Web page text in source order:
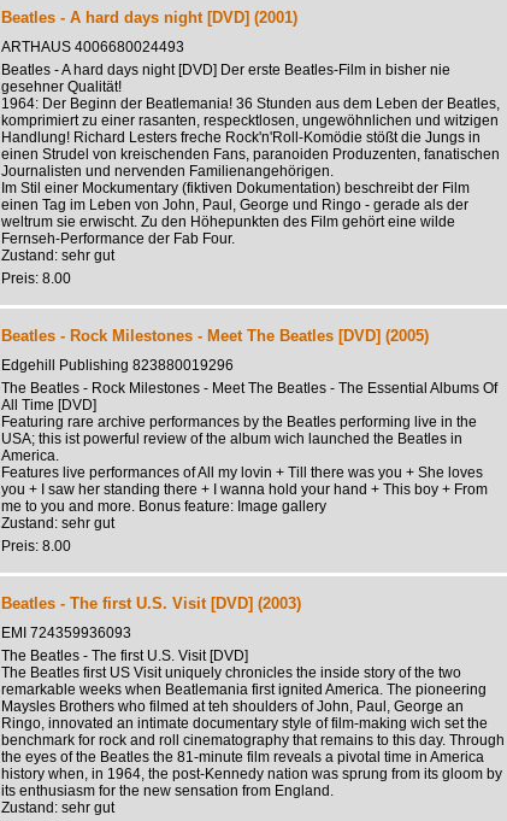
Beatles - A hard days night [DVD] (2001)
ARTHAUS 4006680024493
Beatles - A hard days night [DVD] Der erste Beatles-Film in bisher nie
gesehner Qualität!
1964: Der Beginn der Beatlemania! 36 Stunden aus dem Leben der Beatles,
komprimiert zu einer rasanten, respecktlosen, ungewöhnlichen und witzigen
Handlung! Richard Lesters freche Rock'n'Roll-Komödie stößt die Jungs in
einen Strudel von kreischenden Fans, paranoiden Produzenten, fanatischen
Journalisten und nervenden Familienangehörigen.
Im Stil einer Mockumentary (fiktiven Dokumentation) beschreibt der Film
einen Tag im Leben von John, Paul, George und Ringo - gerade als der
weltrum sie erwischt. Zu den Höhepunkten des Film gehört eine wilde
Fernseh-Performance der Fab Four.
Zustand: sehr gut
Preis: 8.00
Beatles - Rock Milestones - Meet The Beatles [DVD] (2005)
Edgehill Publishing 823880019296
The Beatles - Rock Milestones - Meet The Beatles - The Essential Albums Of
All Time [DVD]
Featuring rare archive performances by the Beatles performing live in the
USA; this ist powerful review of the album wich launched the Beatles in
America.
Features live performances of All my lovin + Till there was you + She loves
you + I saw her standing there + I wanna hold your hand + This boy + From
me to you and more. Bonus feature: Image gallery
Zustand: sehr gut
Preis: 8.00
Beatles - The first U.S. Visit [DVD] (2003)
EMI 724359936093
The Beatles - The first U.S. Visit [DVD]
The Beatles first US Visit uniquely chronicles the inside story of the two
remarkable weeks when Beatlemania first ignited America. The pioneering
Maysles Brothers who filmed at teh shoulders of John, Paul, George an
Ringo, innovated an intimate documentary style of film-making wich set the
benchmark for rock and roll cinematography that remains to this day. Through
the eyes of the Beatles the 81-minute film reveals a pivotal time in America
history when, in 1964, the post-Kennedy nation was sprung from its gloom by
its enthusiasm for the new sensation from England.
Zustand: sehr gut